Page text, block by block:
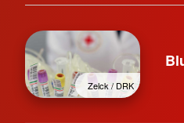
Zelck / DRK